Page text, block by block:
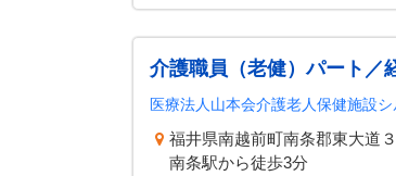
介護職員（老健）パート／
医療法人山本会介護老人保健施設
福井県南越前町南条郡東大道３
南条駅から徒歩3分